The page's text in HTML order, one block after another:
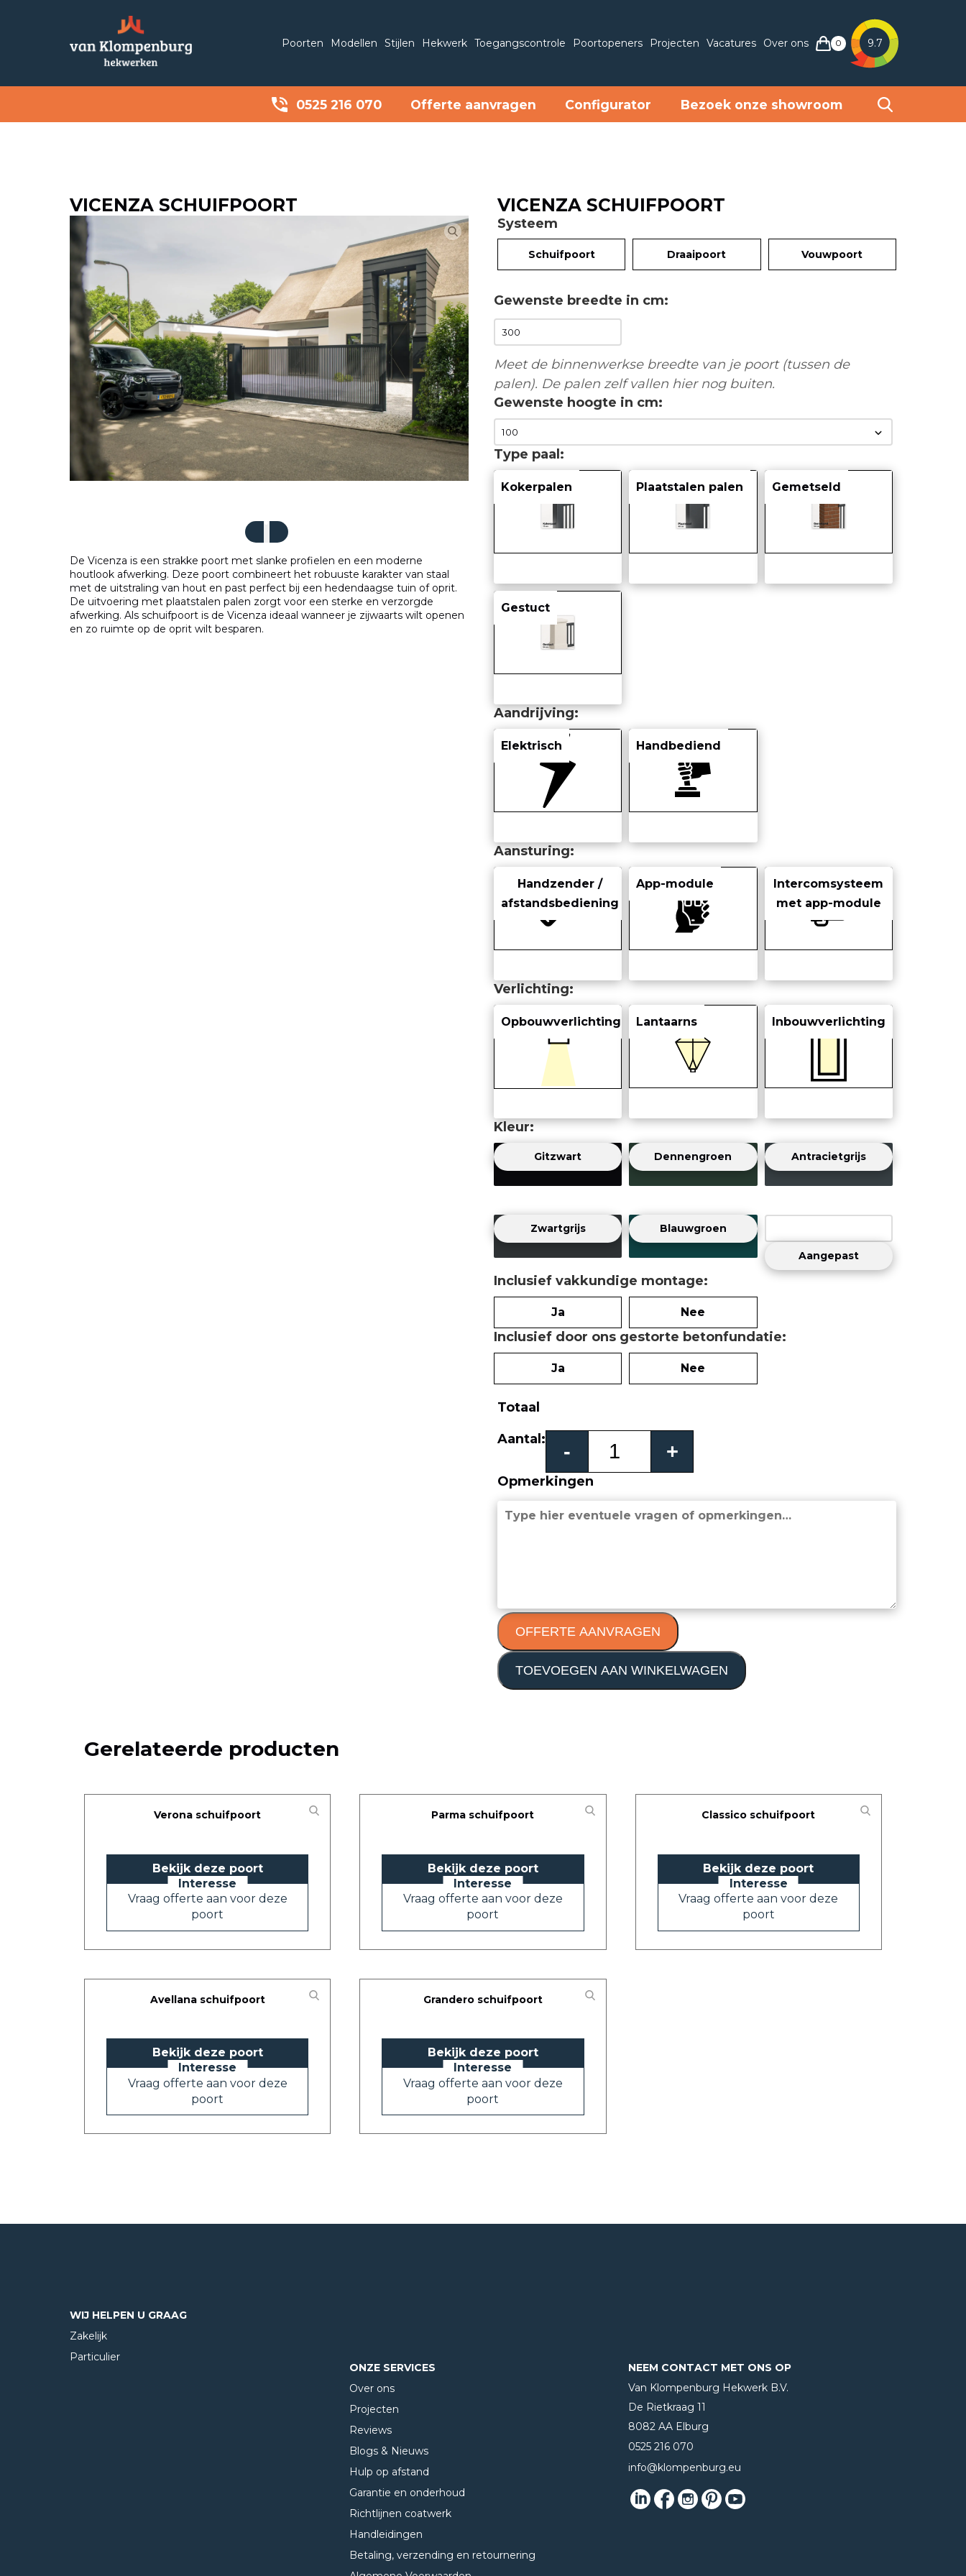
Poorten Modellen Stijlen Hekwerk Toegangscontrole Poortopeners Projecten Vacatures Over ons 0 9.7
0525 216 070 Offerte aanvragen Configurator Bezoek onze showroom
VICENZA SCHUIFPOORT
De Vicenza is een strakke poort met slanke profielen en een moderne
houtlook afwerking. Deze poort combineert het robuuste karakter van staal
met de uitstraling van hout en past perfect bij een hedendaagse tuin of oprit.
De uitvoering met plaatstalen palen zorgt voor een sterke en verzorgde
afwerking. Als schuifpoort is de Vicenza ideaal wanneer je zijwaarts wilt openen
en zo ruimte op de oprit wilt besparen.
VICENZA SCHUIFPOORT
Systeem
Schuifpoort Draaipoort Vouwpoort
Gewenste breedte in cm
Meet de binnenwerkse breedte van je poort (tussen de
palen). De palen zelf vallen hier nog buiten.
Gewenste hoogte in cm
Type paal
Kokerpalen Plaatstalen palen Gemetseld
Gestuct
Aandrijving
Elektrisch Handbediend
Aansturing
Handzender /
afstandsbediening
App-module
Intercomsysteem
met app-module
Verlichting
Opbouwverlichting Lantaarns Inbouwverlichting
Kleur
Gitzwart Dennengroen Antracietgrijs
Zwartgrijs Blauwgroen
Aangepast
Inclusief vakkundige montage
Ja Nee
Inclusief door ons gestorte betonfundatie
Ja Nee
Totaal
Aantal:
-
schuifpoort
+
Opmerkingen
OFFERTE AANVRAGEN
TOEVOEGEN AAN WINKELWAGEN
Gerelateerde producten
Verona schuifpoort
Bekijk deze poort
Vraag offerte aan voor deze
poort
Parma schuifpoort
Bekijk deze poort
Vraag offerte aan voor deze
poort
Classico schuifpoort
Bekijk deze poort
Vraag offerte aan voor deze
poort
Avellana schuifpoort
Bekijk deze poort
Vraag offerte aan voor deze
poort
Grandero schuifpoort
Bekijk deze poort
Vraag offerte aan voor deze
poort
WIJ HELPEN U GRAAG
Zakelijk
Particulier
ONZE SERVICES
Over ons
Projecten
Reviews
Blogs & Nieuws
Hulp op afstand
Garantie en onderhoud
Richtlijnen coatwerk
Handleidingen
Betaling, verzending en retournering
NEEM CONTACT MET ONS OP
Van Klompenburg Hekwerk B.V.
De Rietkraag 11
8082 AA Elburg
0525 216 070
info@klompenburg.eu